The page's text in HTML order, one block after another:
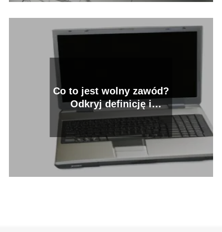
Co to jest wolny zawód?
Odkryj definicję i
korzyści z pracy jako
freelancer